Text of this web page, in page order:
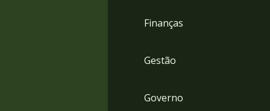
Finanças
Gestão
Governo